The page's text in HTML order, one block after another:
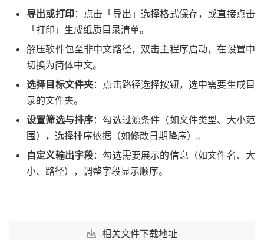
导出或打印：点击「导出」选择格式保存，或直接点击
「打印」生成纸质目录清单。
解压软件包至非中文路径，双击主程序启动，在设置中
切换为简体中文。
选择目标文件夹：点击路径选择按钮，选中需要生成目
录的文件夹。
设置筛选与排序：勾选过滤条件（如文件类型、大小范
围），选择排序依据（如修改日期降序）。
自定义输出字段：勾选需要展示的信息（如文件名、大
小、路径），调整字段显示顺序。
相关文件下载地址